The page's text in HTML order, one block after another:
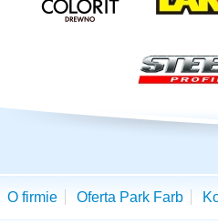
O firmie Oferta Park Farb